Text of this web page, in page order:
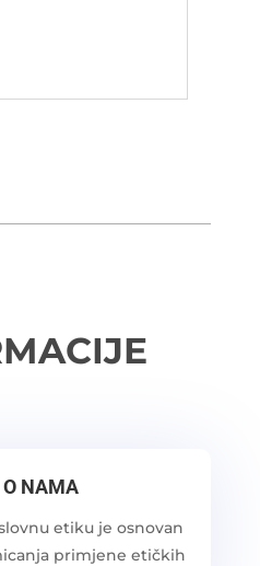
O NAMA
etiku je osnovan
primjene etičkih